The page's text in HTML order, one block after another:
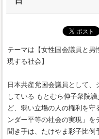
テーマは【女性国会議員と
現する社会】
日本共産党国会議員として
している もとむら伸子​衆院
ど、弱い立場の人の権利を守
ンダー平等の社会の実現」を
聞き手は、たけやま彩子比例